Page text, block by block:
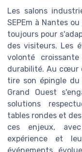
Les salons
SEPEm à Nantes
toujours pour
des visiteurs. Les
volonté
durabilité. Au cœur
tire son épingle
Grand Ouest
solutions
tables rondes et
ces enjeux,
expérience et